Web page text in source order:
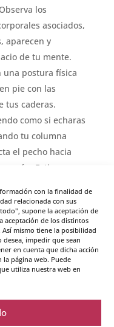
con la finalidad de
relacionada con sus
supone la aceptación de
aceptación de los distintos
Así mismo tiene la posibilidad
impedir que sean
en cuenta que dicha acción
la página web. Puede
utiliza nuestra web en
los
asociados,
aparecen y
de tu mente.
una postura física
pie con las
tus caderas.
como si echaras
tu columna
el pecho hacia
Estira
de las manos
como si
hacia la tierra.
desde las plantas
exhala desde la
Repite varias
confort, ésta se